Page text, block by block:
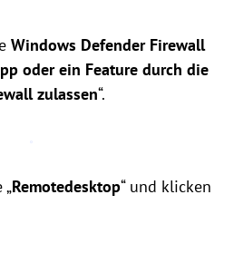
Windows Defender Firewall
oder ein Feature durch die
zulassen“.
Remotedesktop“ und klicken